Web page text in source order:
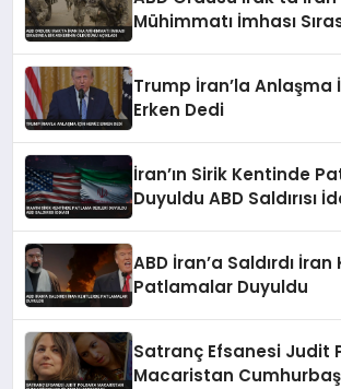
Mühimmatı İmhası
Trump İran’la Anlaşma
Erken Dedi
İran’ın Sirik Kentinde
Duyuldu ABD Saldırısı
ABD İran’a Saldırdı
Patlamalar Duyuldu
Satranç Efsanesi Judit
Macaristan